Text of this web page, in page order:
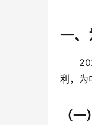
一、
利，为
（